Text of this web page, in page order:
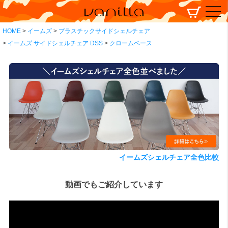
HOME イームズ
プラスチックサイドシェルチェア
イームズ サイドシェルチェア DSS
クロームベース
イームズシェルチェア全色比較
動画でもご紹介しています